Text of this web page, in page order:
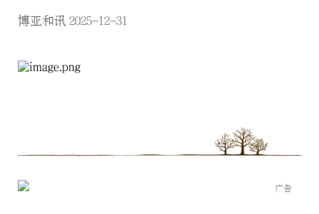
博亚和讯 2025-12-31
广告